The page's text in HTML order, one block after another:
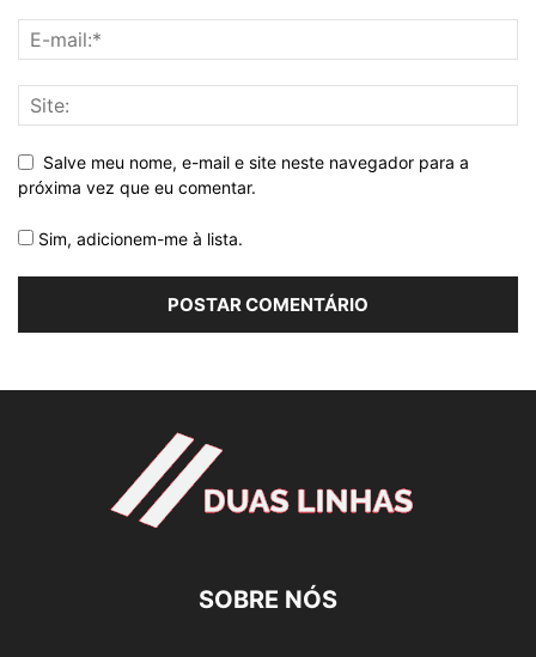
Salve meu nome, e-mail e site neste navegador para a
próxima vez que eu comentar.
Sim, adicionem-me à lista.
SOBRE NÓS